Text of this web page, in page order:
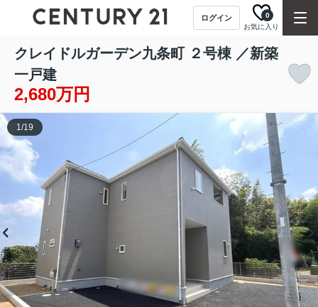
ログイン
お気に入り
0
クレイドルガーデン九条町 ２号棟 ／新築
一戸建
2,680万円
1/19